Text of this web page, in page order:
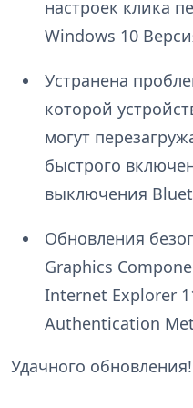
настроек клика
Windows 10
Устранена
которой
могут
быстрого
выключения
Обновления
Graphics
Internet Explorer
Authentication
Удачного обновления!